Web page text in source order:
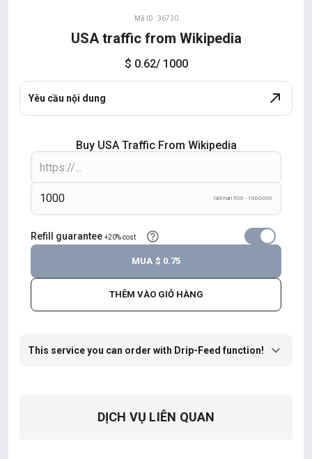
Mã ID : 36730
USA traffic from Wikipedia
$ 0.62/ 1000
Yêu cầu nội dung
Buy USA Traffic From Wikipedia
Giới hạn 500 - 1000000
Refill guarantee +20% cost
THÊM VÀO GIỎ HÀNG
MUA $ 0.75
This service you can order with Drip-Feed function!
DỊCH VỤ LIÊN QUAN